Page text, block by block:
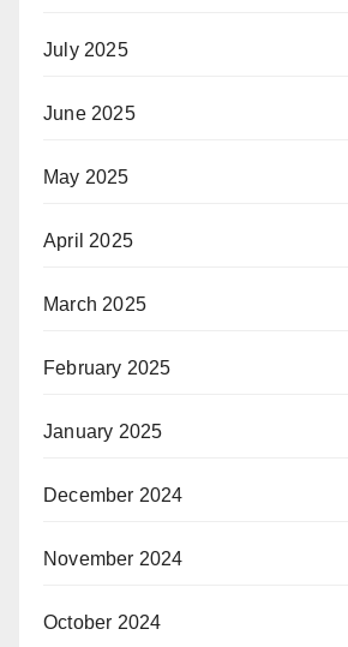
July 2025
June 2025
May 2025
April 2025
March 2025
February 2025
January 2025
December 2024
November 2024
October 2024